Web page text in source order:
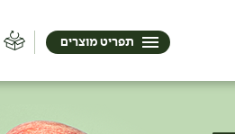
תפריט מוצרים